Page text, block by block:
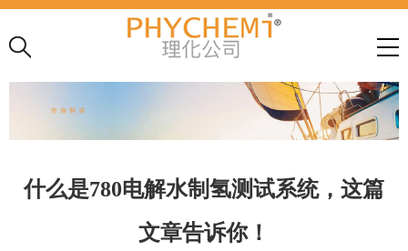
什么是780电解水制氢测试系统，这篇
文章告诉你！